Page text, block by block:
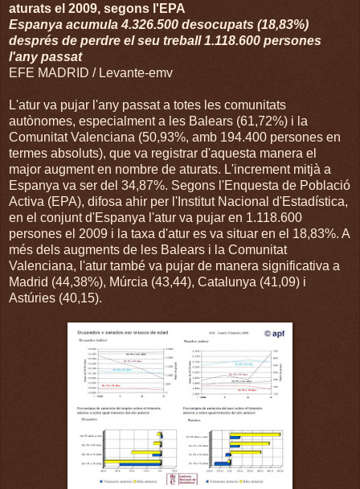
aturats el 2009, segons l'EPA
Espanya acumula 4.326.500 desocupats (18,83%)
després de perdre el seu treball 1.118.600 persones
l'any passat
EFE MADRID / Levante-emv
L'atur va pujar l'any passat a totes les comunitats
autònomes, especialment a les Balears (61,72%) i la
Comunitat Valenciana (50,93%, amb 194.400 persones en
termes absoluts), que va registrar d'aquesta manera el
major augment en nombre de aturats. L'increment mitjà a
Espanya va ser del 34,87%. Segons l'Enquesta de Població
Activa (EPA), difosa ahir per l'Institut Nacional d'Estadística,
en el conjunt d'Espanya l'atur va pujar en 1.118.600
persones el 2009 i la taxa d'atur es va situar en el 18,83%. A
més dels augments de les Balears i la Comunitat
Valenciana, l'atur també va pujar de manera significativa a
Madrid (44,38%), Múrcia (43,44), Catalunya (41,09) i
Astúries (40,15).